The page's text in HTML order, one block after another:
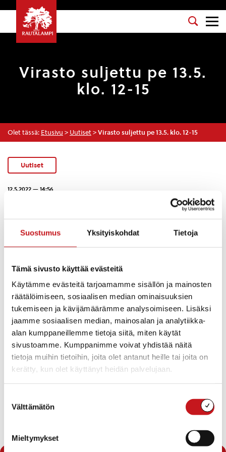
Suostumus Yksityiskohdat Tietoja
Tämä sivusto käyttää evästeitä
Käytämme evästeitä tarjoamamme sisällön ja mainosten
räätälöimiseen, sosiaalisen median ominaisuuksien
tukemiseen ja kävijämäärämme analysoimiseen. Lisäksi
jaamme sosiaalisen median, mainosalan ja analytiikka-
alan kumppaneillemme tietoja siitä, miten käytät
sivustoamme. Kumppanimme voivat yhdistää näitä
tietoja muihin tietoihin, joita olet antanut heille tai joita on
kerätty, kun olet käyttänyt heidän palvelujaan.
valinta
Välttämätön
Mieltymykset
Virasto suljettu pe 13.5.
klo. 12-15
Olet tässä: Etusivu > Uutiset > Virasto suljettu pe 13.5. klo. 12-15
Uutiset
12.5.2022 — 14:56
Kunnanviraston virkistysiltapäivän vuoksi perjantaina
Käymme kunnostamassa Palvelukoti Pauliinan
« Uutishuone